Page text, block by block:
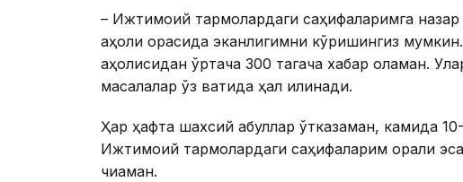
– Ижтимоий тармоқлардаги саҳифаларимга
аҳоли орасида эканлигимни кўришингиз
аҳолисидан ўртача 300 тагача хабар оламан.
масалалар ўз вақтида ҳал қилинади.
Ҳар ҳафта шахсий қабуллар ўтказаман, камида 10-
Ижтимоий тармоқлардаги саҳифаларим орқали
чиқаман.